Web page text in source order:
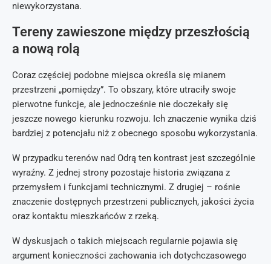
niewykorzystana.
Tereny zawieszone między przeszłością
a nową rolą
Coraz częściej podobne miejsca określa się mianem
przestrzeni „pomiędzy”. To obszary, które utraciły swoje
pierwotne funkcje, ale jednocześnie nie doczekały się
jeszcze nowego kierunku rozwoju. Ich znaczenie wynika dziś
bardziej z potencjału niż z obecnego sposobu wykorzystania.
W przypadku terenów nad Odrą ten kontrast jest szczególnie
wyraźny. Z jednej strony pozostaje historia związana z
przemysłem i funkcjami technicznymi. Z drugiej – rośnie
znaczenie dostępnych przestrzeni publicznych, jakości życia
oraz kontaktu mieszkańców z rzeką.
W dyskusjach o takich miejscach regularnie pojawia się
argument konieczności zachowania ich dotychczasowego